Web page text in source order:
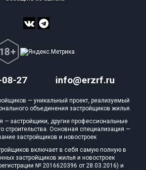
домов
0 из 3
345 из 16 505
27 info@erzrf.ru
— уникальный проект, реализуемый
объединения застройщиков жилья.
— застройщики, другие профессиональные
строительства. Основная специализация —
застройщиков и новостроек
включает в себя самую полную в
застройщиков жилья и новостроек
№ 2016620396 от 28.03.2016) и